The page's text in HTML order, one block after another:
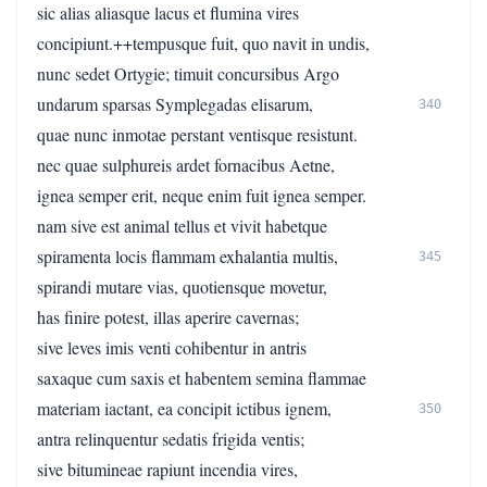
sic alias aliasque lacus et flumina vires
concipiunt.++tempusque fuit, quo navit in undis,
nunc sedet Ortygie; timuit concursibus Argo
undarum sparsas Symplegadas elisarum,
340
quae nunc inmotae perstant ventisque resistunt.
nec quae sulphureis ardet fornacibus Aetne,
ignea semper erit, neque enim fuit ignea semper.
nam sive est animal tellus et vivit habetque
spiramenta locis flammam exhalantia multis,
345
spirandi mutare vias, quotiensque movetur,
has finire potest, illas aperire cavernas;
sive leves imis venti cohibentur in antris
saxaque cum saxis et habentem semina flammae
materiam iactant, ea concipit ictibus ignem,
350
antra relinquentur sedatis frigida ventis;
sive bitumineae rapiunt incendia vires,